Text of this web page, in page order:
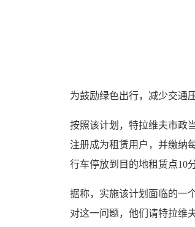
为鼓励绿色出行，减少交通
按照该计划，特拉维夫市政
注册成为租赁用户，并缴纳
行车停放到目的地租赁点10
据称，实施该计划面临的一
对这一问题，他们请特拉维